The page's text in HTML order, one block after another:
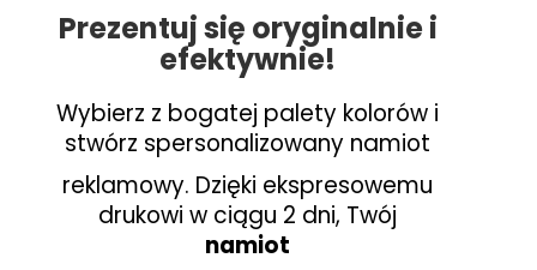
Prezentuj się oryginalnie i
efektywnie!
Wybierz z bogatej palety kolorów i
stwórz spersonalizowany namiot
reklamowy. Dzięki ekspresowemu
drukowi w ciągu 2 dni, Twój
namiot